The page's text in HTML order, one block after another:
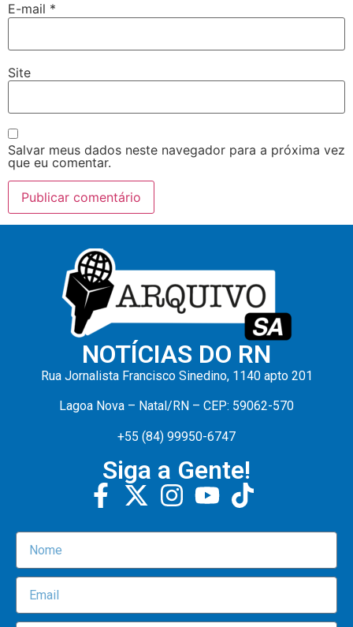
E-mail *
Site
Salvar meus dados neste navegador para a próxima vez
que eu comentar.
NOTÍCIAS DO RN
Rua Jornalista Francisco Sinedino, 1140 apto 201
Lagoa Nova – Natal/RN – CEP: 59062-570
+55 (84) 99950-6747
Siga a Gente!